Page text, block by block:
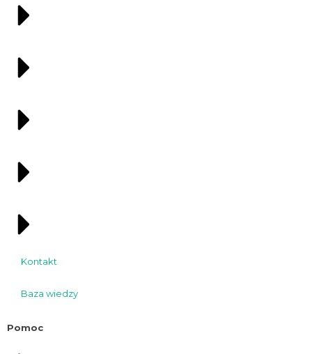
Kontakt
Baza wiedzy
Pomoc